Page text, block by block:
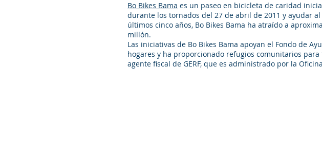
Bo Bikes Bama es un paseo en bicicleta de caridad
durante los tornados del 27 de abril de 2011 y ayudar
últimos cinco años, Bo Bikes Bama ha atraído a
millón.
Las iniciativas de Bo Bikes Bama apoyan el Fondo de
hogares y ha proporcionado refugios comunitarios
agente fiscal de GERF, que es administrado por la